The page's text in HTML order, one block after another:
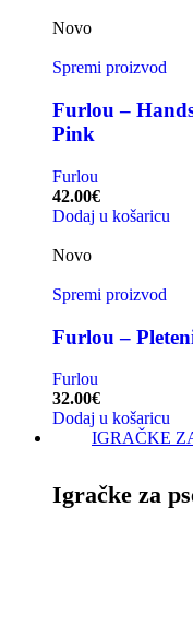
Novo
Spremi proizvod
Furlou –
Pink
Furlou
42.00€
Dodaj u košaricu
Novo
Spremi proizvod
Furlou –
Furlou
32.00€
Dodaj u košaricu
IGRAČKE
Igračke za